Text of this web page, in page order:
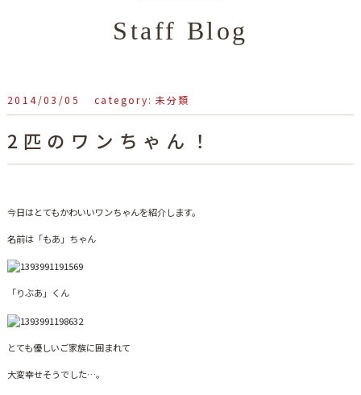
Staff Blog
2014/03/05 heartful_admin
未分類
2匹のワンちゃん！
今日はとてもかわいいワンちゃんを紹介します。
名前は「もあ」ちゃん
「りぶあ」くん
とても優しいご家族に囲まれて
大変幸せそうでした…。